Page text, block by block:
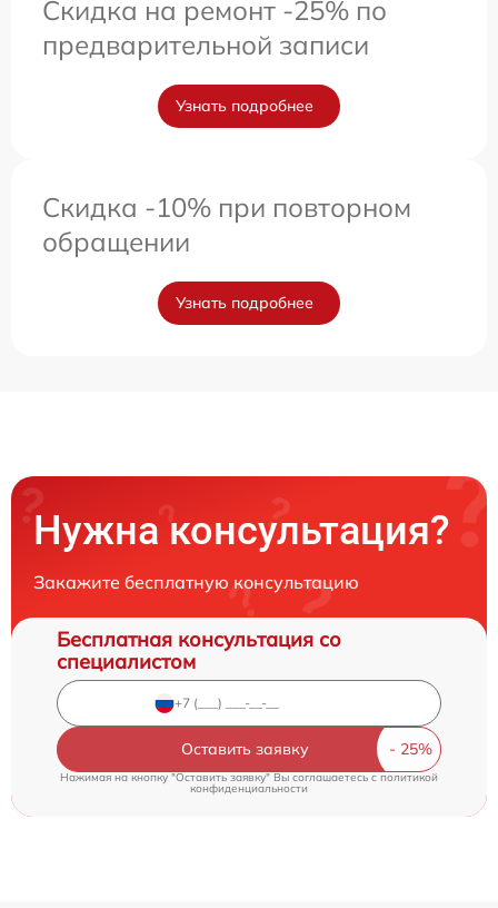
Скидка на ремонт -25% по
предварительной записи
Узнать подробнее
Скидка -10% при повторном
обращении
Узнать подробнее
Нужна консультация?
Закажите бесплатную консультацию
Бесплатная консультация со
специалистом
Оставить заявку
Нажимая на кнопку "Оставить заявку" Вы соглашаетесь cполитикой
конфиденциальности